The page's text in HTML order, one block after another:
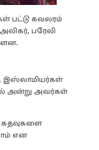
பட்டு கவலரம்
பரேலி
இஸ்லாமியர்கள்
அன்று அவர்கள்
என